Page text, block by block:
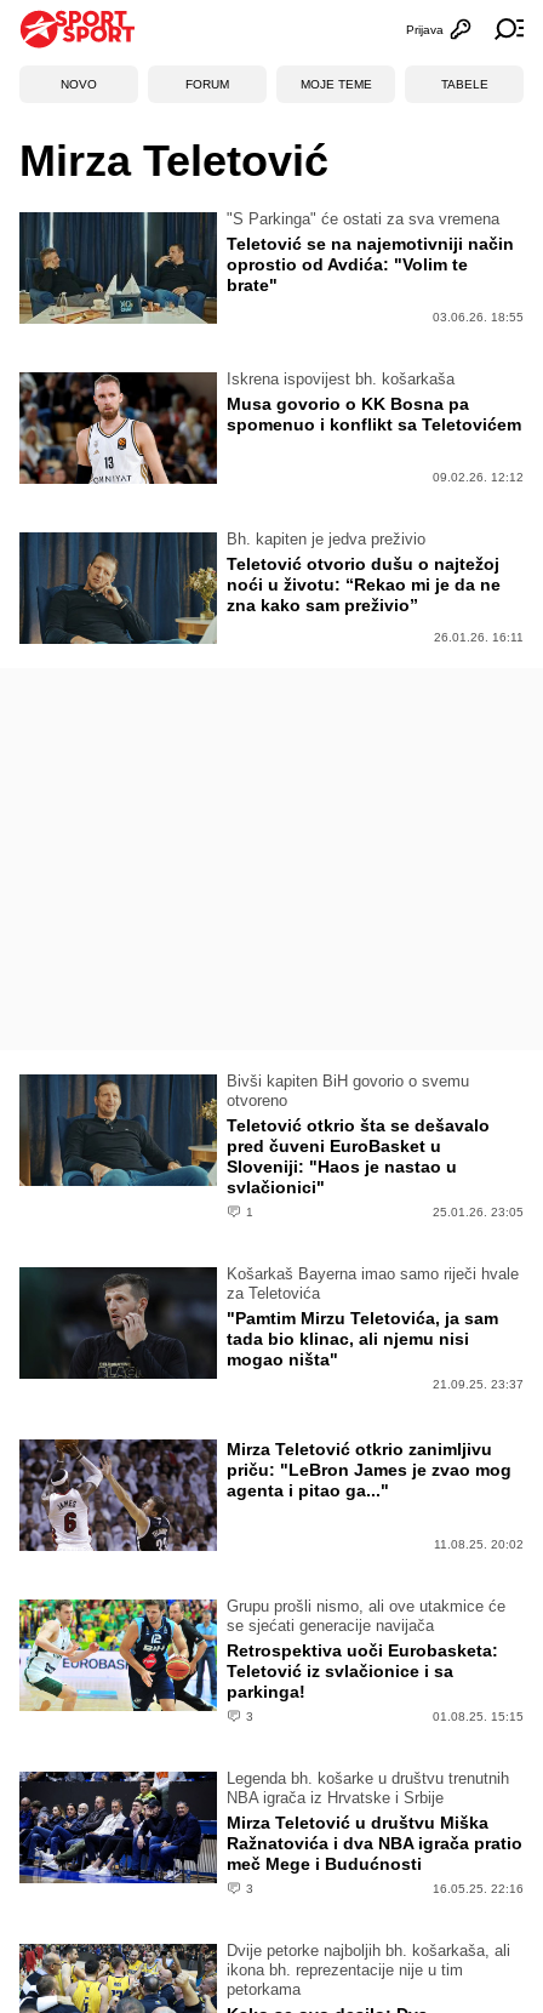
Otvori
Prijava
NOVO FORUM MOJE TEME TABELE
Mirza Teletović
"S Parkinga" će ostati za sva vremena
Teletović se na najemotivniji način
oprostio od Avdića: "Volim te
brate"
03.06.26. 18:55
Iskrena ispovijest bh. košarkaša
Musa govorio o KK Bosna pa
spomenuo i konflikt sa Teletovićem
09.02.26. 12:12
Bh. kapiten je jedva preživio
Teletović otvorio dušu o najtežoj
noći u životu: “Rekao mi je da ne
zna kako sam preživio”
26.01.26. 16:11
Bivši kapiten BiH govorio o svemu
otvoreno
Teletović otkrio šta se dešavalo
pred čuveni EuroBasket u
Sloveniji: "Haos je nastao u
svlačionici"
1 25.01.26. 23:05
Košarkaš Bayerna imao samo riječi hvale
za Teletovića
"Pamtim Mirzu Teletovića, ja sam
tada bio klinac, ali njemu nisi
mogao ništa"
21.09.25. 23:37
Mirza Teletović otkrio zanimljivu
priču: "LeBron James je zvao mog
agenta i pitao ga..."
11.08.25. 20:02
Grupu prošli nismo, ali ove utakmice će
se sjećati generacije navijača
Retrospektiva uoči Eurobasketa:
Teletović iz svlačionice i sa
parkinga!
3 01.08.25. 15:15
Legenda bh. košarke u društvu trenutnih
NBA igrača iz Hrvatske i Srbije
Mirza Teletović u društvu Miška
Ražnatovića i dva NBA igrača pratio
meč Mege i Budućnosti
3 16.05.25. 22:16
Dvije petorke najboljih bh. košarkaša, ali
ikona bh. reprezentacije nije u tim
petorkama